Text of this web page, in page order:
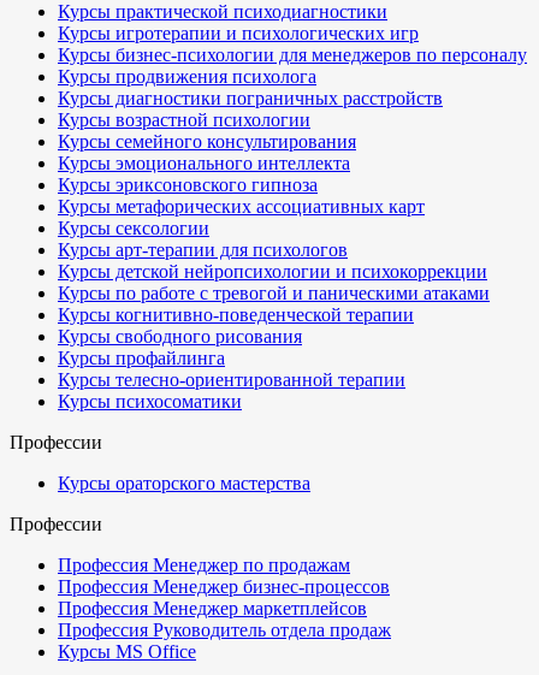
Курсы практической психодиагностики
Курсы игротерапии и психологических игр
Курсы бизнес-психологии для менеджеров по персоналу
Курсы продвижения психолога
Курсы диагностики пограничных расстройств
Курсы возрастной психологии
Курсы семейного консультирования
Курсы эмоционального интеллекта
Курсы эриксоновского гипноза
Курсы метафорических ассоциативных карт
Курсы сексологии
Курсы арт-терапии для психологов
Курсы детской нейропсихологии и психокоррекции
Курсы по работе с тревогой и паническими атаками
Курсы когнитивно-поведенческой терапии
Курсы свободного рисования
Курсы профайлинга
Курсы телесно-ориентированной терапии
Курсы психосоматики
Профессии
Курсы ораторского мастерства
Профессии
Профессия Менеджер по продажам
Профессия Менеджер бизнес-процессов
Профессия Менеджер маркетплейсов
Профессия Руководитель отдела продаж
Курсы MS Office